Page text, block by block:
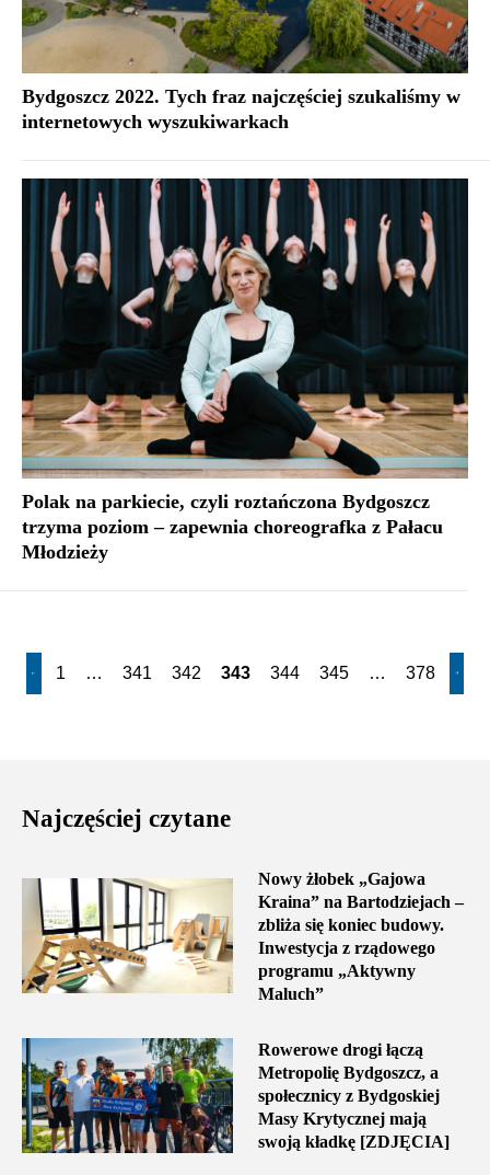
Bydgoszcz 2022. Tych fraz najczęściej szukaliśmy w
internetowych wyszukiwarkach
Polak na parkiecie, czyli roztańczona Bydgoszcz
trzyma poziom – zapewnia choreografka z Pałacu
Młodzieży
1 … 341 342 343 344 345 … 378
Najczęściej czytane
Nowy żłobek „Gajowa
Kraina” na Bartodziejach –
zbliża się koniec budowy.
Inwestycja z rządowego
programu „Aktywny
Maluch”
Rowerowe drogi łączą
Metropolię Bydgoszcz, a
społecznicy z Bydgoskiej
Masy Krytycznej mają
swoją kładkę [ZDJĘCIA]